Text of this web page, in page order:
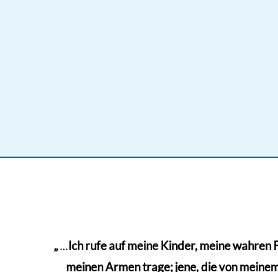
„...Ich rufe auf meine Kinder, meine wahren
meinen Armen trage; jene, die von